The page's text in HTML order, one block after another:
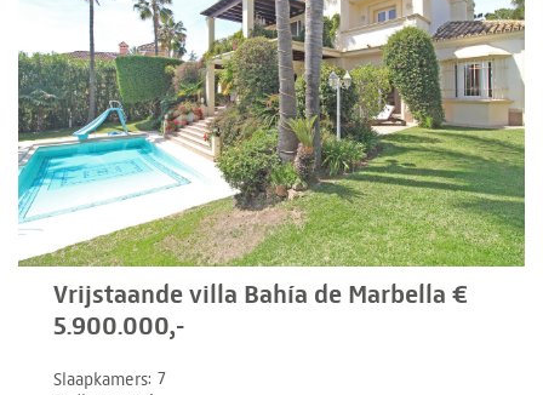
Vrijstaande villa Bahía de Marbella €
5.900.000,-
Slaapkamers 7